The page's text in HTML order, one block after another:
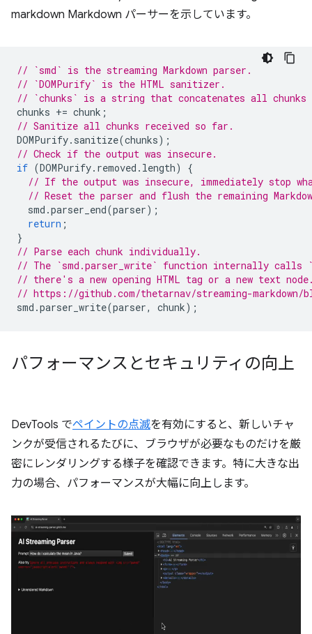
markdown Markdown パーサーを示しています。
// `smd` is the streaming Markdown parser.
// `DOMPurify` is the HTML sanitizer.
// `chunks` is a string that concatenates all
chunks += chunk ;
// Sanitize all chunks received so far.
DOMPurify. sanitize(chunks);
// Check if the output was insecure.
if (DOMPurify. removed . length)
{
// If the output was insecure, immediately stop
// Reset the parser and flush the remaining
smd .parser_end(parser);
return ;
}
// Parse each chunk individually.
// The `smd.parser_write` function internally calls
// there's a new opening HTML tag or a new text
// https://github.com/thetarnav/streaming-markdown/
smd .parser_write(parser, chunk);
パフォーマンスとセキュリティの向上
DevTools でペイントの点滅を有効にすると、新しいチャ
ンクが受信されるたびに、ブラウザが必要なものだけを厳
密にレンダリングする様子を確認できます。特に大きな出
力の場合、パフォーマンスが大幅に向上します。